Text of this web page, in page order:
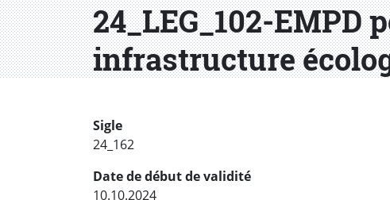
24_LEG_102-
infrastructure
Sigle
24_162
Date de début de validité
10.10.2024